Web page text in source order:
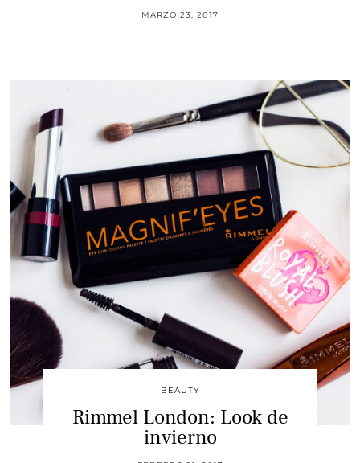
MARZO 23, 2017
BEAUTY
Rimmel London: Look de
invierno